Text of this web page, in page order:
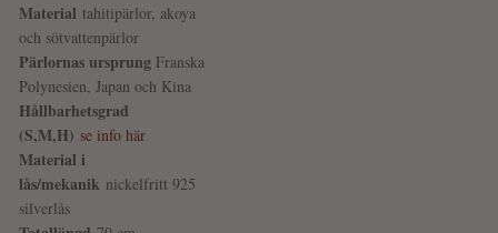
Material tahitipärlor, akoya
och sötvattenpärlor
Pärlornas ursprung Franska
Polynesien, Japan och Kina
Hållbarhetsgrad
(S,M,H) se info här
Material i
lås/mekanik nickelfritt 925
silverlås